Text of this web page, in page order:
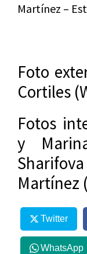
Martínez –
Foto
Cortiles
Fotos
y
Martínez
Twitter
WhatsApp